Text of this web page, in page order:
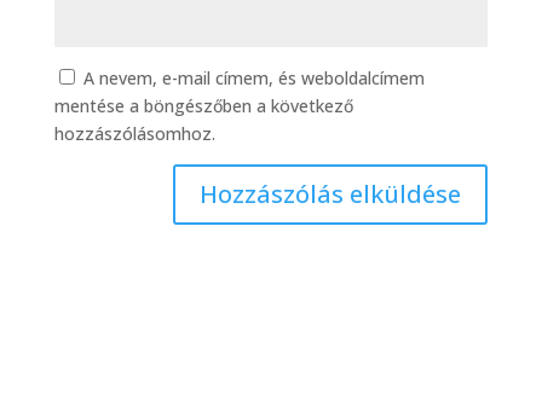
A nevem, e-mail címem, és weboldalcímem
mentése a böngészőben a következő
hozzászólásomhoz.